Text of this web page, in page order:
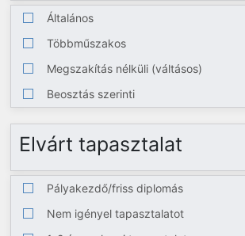
Általános
Többműszakos
Megszakítás nélküli (váltásos)
Beosztás szerinti
Elvárt tapasztalat
Pályakezdő/friss diplomás
Nem igényel tapasztalatot